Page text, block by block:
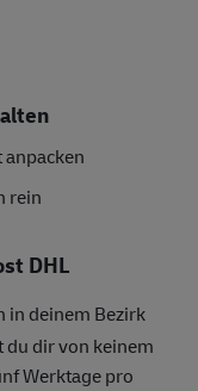
rein
DHL
in deinem Bezirk
du dir von keinem
Werktage pro